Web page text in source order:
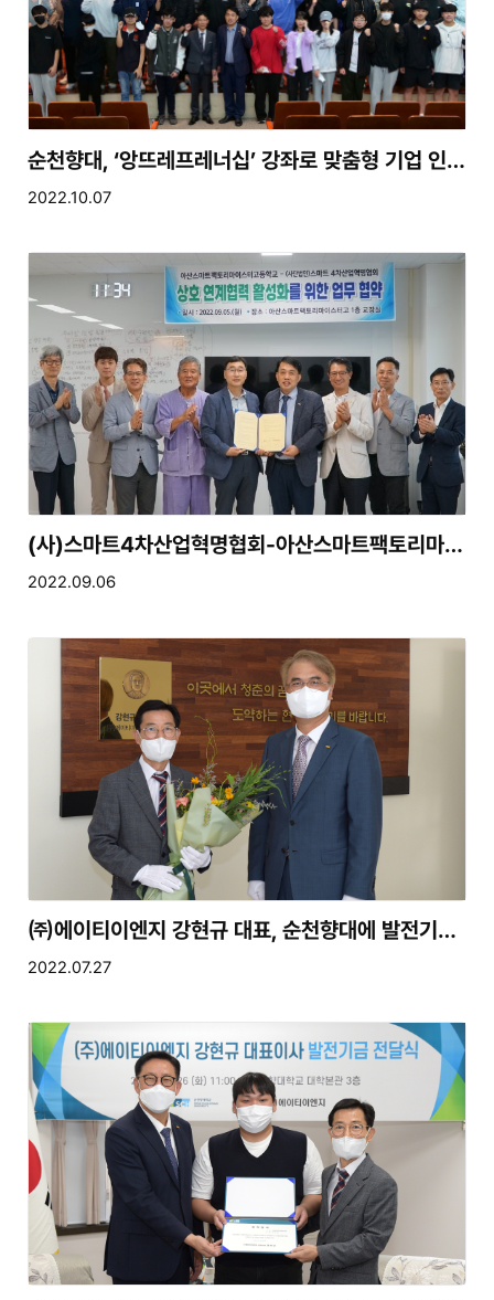
순천향대, ‘앙뜨레프레너십’ 강좌로 맞춤형 기업 인재 육성 나서
2022.10.07
(사)스마트4차산업혁명협회-아산스마트팩토리마이스터고, 상호교류 업무협약 체결
2022.09.06
㈜에이티이엔지 강현규 대표, 순천향대에 발전기금 1억 기탁
2022.07.27